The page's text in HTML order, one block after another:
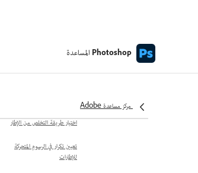
Photoshop المساعدة
مركز مساعدة Adobe
إدارة رؤية الطبقة في إطارات الرسوم
اختيار طريقة التخلص من الإطار
تعيين تكرار في الرسوم المتحركة
للإطارات